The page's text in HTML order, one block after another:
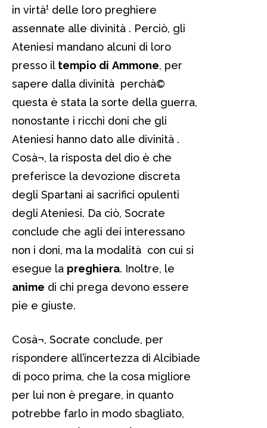
in virtà¹ delle loro preghiere
assennate alle divinità . Perciò, gli
Ateniesi mandano alcuni di loro
presso il tempio di Ammone, per
sapere dalla divinità perchà©
questa è stata la sorte della guerra,
nonostante i ricchi doni che gli
Ateniesi hanno dato alle divinità .
Cosà¬, la risposta del dio è che
preferisce la devozione discreta
degli Spartani ai sacrifici opulenti
degli Ateniesi. Da ciò, Socrate
conclude che agli dei interessano
non i doni, ma la modalità con cui si
esegue la preghiera. Inoltre, le
anime di chi prega devono essere
pie e giuste.
Cosà¬, Socrate conclude, per
rispondere all’incertezza di Alcibiade
di poco prima, che la cosa migliore
per lui non è pregare, in quanto
potrebbe farlo in modo sbagliato,